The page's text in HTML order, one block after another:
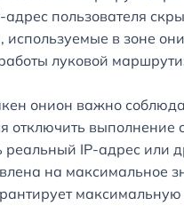
адрес пользователя
используемые в зоне
луковой
онион важно
отключить выполнение
IP-адрес или
на максимальное